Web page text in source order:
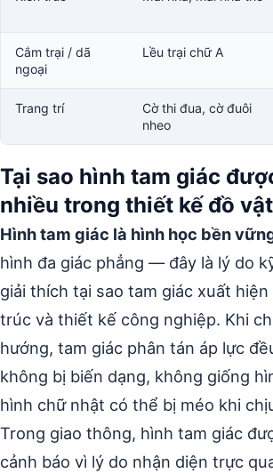
Cắm trại / dã
ngoại
Lều trại chữ A
Trang trí
Cờ thi đua, cờ đuôi
nheo
Tại sao hình tam giác
nhiều trong thiết kế đồ
Hình tam giác là hình học bền
hình đa giác phẳng — đây là lý do
giải thích tại sao tam giác xuất
trúc và thiết kế công nghiệp. Khi
hướng, tam giác phân tán áp lực
không bị biến dạng, không giống
hình chữ nhật có thể bị méo khi
Trong giao thông, hình tam giác
cảnh báo vì lý do nhận diện trực